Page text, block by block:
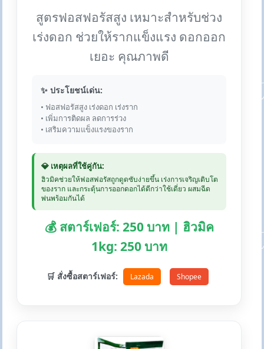
สูตรฟอสฟอรัสสูง เหมาะสำหรับช่วง
เร่งดอก ช่วยให้รากแข็งแรง ดอกออก
เยอะ คุณภาพดี
✨ ประโยชน์เด่น:
• ฟอสฟอรัสสูง เร่งดอก เร่งราก
• เพิ่มการติดผล ลดการร่วง
• เสริมความแข็งแรงของราก
💎 เหตุผลที่ใช้คู่กัน:
ฮิวมิคช่วยให้ฟอสฟอรัสถูกดูดซับง่ายขึ้น เร่งการเจริญเติบโต
ของราก และกระตุ้นการออกดอกได้ดีกว่าใช้เดี่ยว ผสมฉีด
พ่นพร้อมกันได้
💰 สตาร์เฟอร์: 250 บาท | ฮิวมิค
1kg: 250 บาท
🛒 สั่งซื้อสตาร์เฟอร์: Lazada Shopee